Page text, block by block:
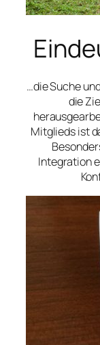
…die Suche
die
Mitglieds ist
Integration